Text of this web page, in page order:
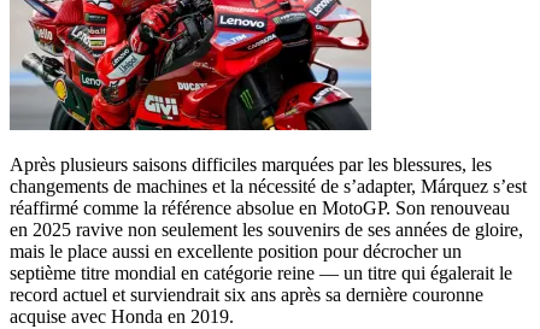
Après plusieurs saisons difficiles marquées par les blessures, les
changements de machines et la nécessité de s’adapter, Márquez s’est
réaffirmé comme la référence absolue en MotoGP. Son renouveau
en 2025 ravive non seulement les souvenirs de ses années de gloire,
mais le place aussi en excellente position pour décrocher un
septième titre mondial en catégorie reine — un titre qui égalerait le
record actuel et surviendrait six ans après sa dernière couronne
acquise avec Honda en 2019.